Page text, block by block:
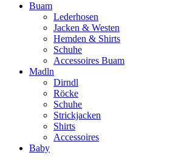
Buam
Lederhosen
Jacken & Westen
Hemden & Shirts
Schuhe
Accessoires Buam
Madln
Dirndl
Röcke
Schuhe
Strickjacken
Shirts
Accessoires
Baby